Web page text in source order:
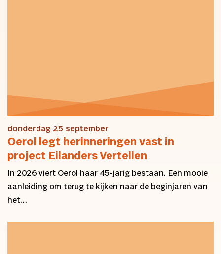
donderdag 25 september
Oerol legt herinneringen vast in
project Eilanders Vertellen
In 2026 viert Oerol haar 45-jarig bestaan. Een mooie
aanleiding om terug te kijken naar de beginjaren van
het…